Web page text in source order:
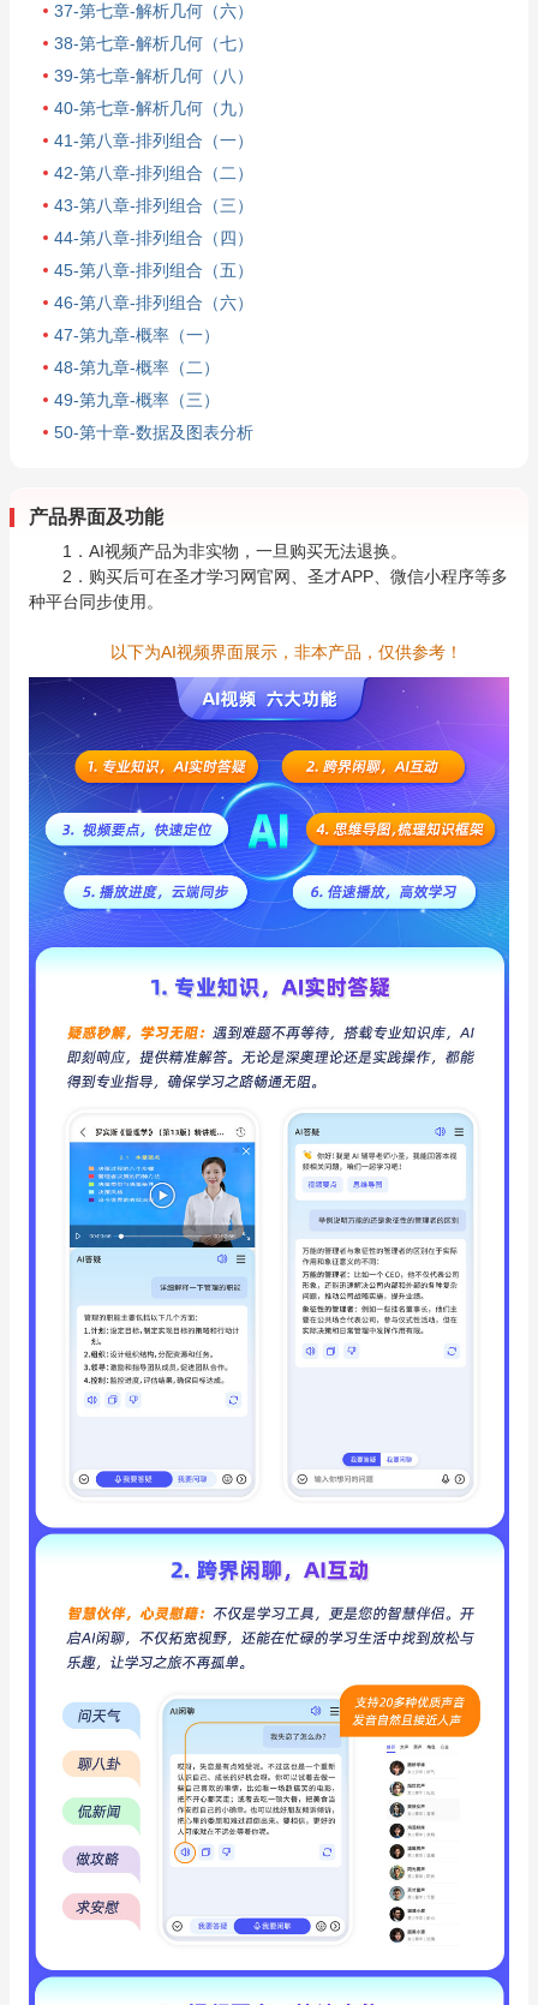
37-第七章-解析几何（六）
38-第七章-解析几何（七）
39-第七章-解析几何（八）
40-第七章-解析几何（九）
41-第八章-排列组合（一）
42-第八章-排列组合（二）
43-第八章-排列组合（三）
44-第八章-排列组合（四）
45-第八章-排列组合（五）
46-第八章-排列组合（六）
47-第九章-概率（一）
48-第九章-概率（二）
49-第九章-概率（三）
50-第十章-数据及图表分析
产品界面及功能
1．AI视频产品为非实物，一旦购买无法退换。
2．购买后可在圣才学习网官网、圣才APP、微信小程序等多
种平台同步使用。
以下为AI视频界面展示，非本产品，仅供参考！